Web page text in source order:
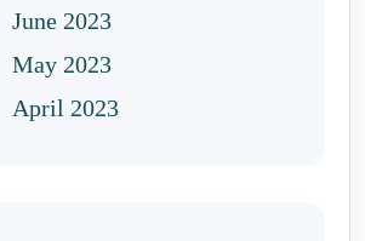
June 2023
May 2023
April 2023